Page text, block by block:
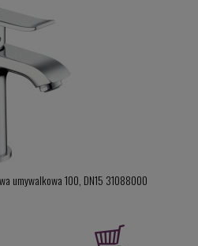
umywalkowa 100, DN15 31088000